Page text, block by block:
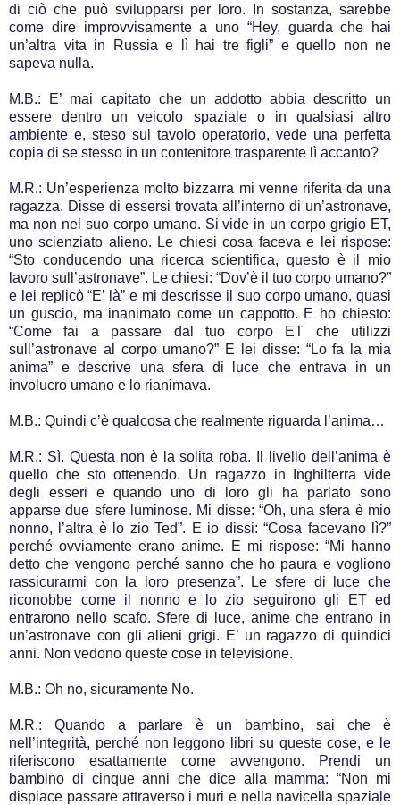
di ciò che può svilupparsi per loro. In sostanza, sarebbe
come dire improvvisamente a uno “Hey, guarda che hai
un’altra vita in Russia e lì hai tre figli” e quello non ne
sapeva nulla.
M.B.: E’ mai capitato che un addotto abbia descritto un
essere dentro un veicolo spaziale o in qualsiasi altro
ambiente e, steso sul tavolo operatorio, vede una perfetta
copia di se stesso in un contenitore trasparente lì accanto?
M.R.: Un’esperienza molto bizzarra mi venne riferita da una
ragazza. Disse di essersi trovata all’interno di un’astronave,
ma non nel suo corpo umano. Si vide in un corpo grigio ET,
uno scienziato alieno. Le chiesi cosa faceva e lei rispose:
“Sto conducendo una ricerca scientifica, questo è il mio
lavoro sull’astronave”. Le chiesi: “Dov’è il tuo corpo umano?”
e lei replicò “E’ là” e mi descrisse il suo corpo umano, quasi
un guscio, ma inanimato come un cappotto. E ho chiesto:
“Come fai a passare dal tuo corpo ET che utilizzi
sull’astronave al corpo umano?” E lei disse: “Lo fa la mia
anima” e descrive una sfera di luce che entrava in un
involucro umano e lo rianimava.
M.B.: Quindi c’è qualcosa che realmente riguarda l’anima…
M.R.: Sì. Questa non è la solita roba. Il livello dell’anima è
quello che sto ottenendo. Un ragazzo in Inghilterra vide
degli esseri e quando uno di loro gli ha parlato sono
apparse due sfere luminose. Mi disse: “Oh, una sfera è mio
nonno, l’altra è lo zio Ted”. E io dissi: “Cosa facevano lì?”
perché ovviamente erano anime. E mi rispose: “Mi hanno
detto che vengono perché sanno che ho paura e vogliono
rassicurarmi con la loro presenza”. Le sfere di luce che
riconobbe come il nonno e lo zio seguirono gli ET ed
entrarono nello scafo. Sfere di luce, anime che entrano in
un’astronave con gli alieni grigi. E’ un ragazzo di quindici
anni. Non vedono queste cose in televisione.
M.B.: Oh no, sicuramente No.
M.R.: Quando a parlare è un bambino, sai che è
nell’integrità, perché non leggono libri su queste cose, e le
riferiscono esattamente come avvengono. Prendi un
bambino di cinque anni che dice alla mamma: “Non mi
dispiace passare attraverso i muri e nella navicella spaziale